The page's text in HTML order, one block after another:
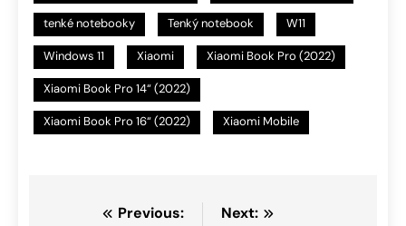
tenké notebooky Tenký notebook W11
Windows 11 Xiaomi Xiaomi Book Pro (2022)
Xiaomi Book Pro 14“ (2022)
Xiaomi Book Pro 16“ (2022) Xiaomi Mobile
NavigacePrevious: Next: